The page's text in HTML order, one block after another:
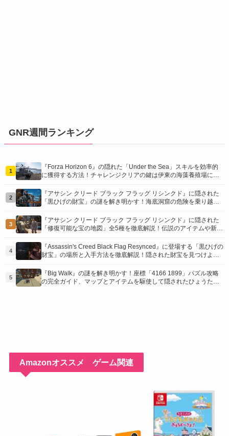
GNR週間ランキング
1
『Forza Horizon 6』の隠れた「Under the Sea」スキルを効率的
に獲得する方法！チャレンジクリアの鍵は伊東の海藻養殖場にあ
2
『アサシン クリード ブラック フラッグ リシンクド』に隠された
「黒ひげの財宝」の謎を解き明かす！海底洞窟の危険を乗り越
3
『アサシン クリード ブラック フラッグ リシンクド』に隠された
「修復可能な宝の地図」全5種を徹底解説！伝説のアイテムや新衣
介！
4
『Assassin's Creed Black Flag Resynced』に登場する「黒ひげの
財宝」の場所と入手方法を徹底解説！隠された財宝を見つけよ
5
『Big Walk』の謎を解き明かす！座標「4166 1899」パズル攻略
の完全ガイド、マップとアイテムを駆使して隠されたひょうたん
Amazonオススメ ゲーム関連